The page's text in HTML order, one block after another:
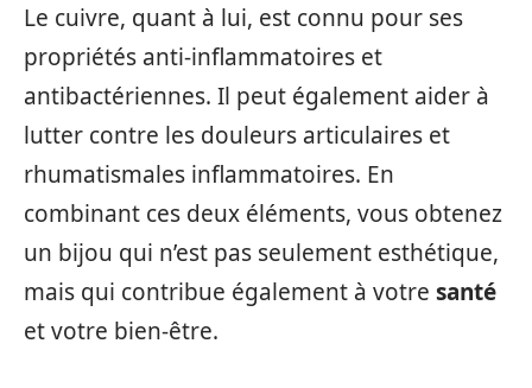
Le cuivre, quant à lui, est connu pour ses
propriétés anti-inflammatoires et
antibactériennes. Il peut également aider à
lutter contre les douleurs articulaires et
rhumatismales inflammatoires. En
combinant ces deux éléments, vous obtenez
un bijou qui n’est pas seulement esthétique,
mais qui contribue également à votre santé
et votre bien-être.